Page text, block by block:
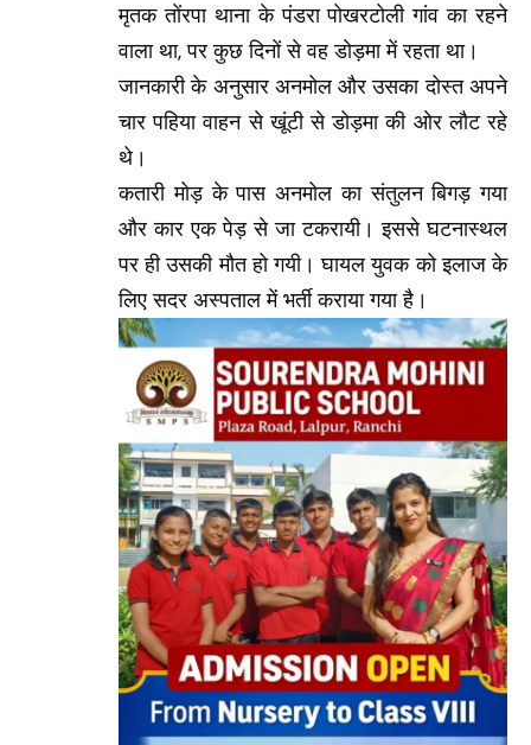
मृतक तोंरपा थाना के पंडरा पोखरटोली गांव का रहने
वाला था, पर कुछ दिनों से वह डोड़मा में रहता था।
जानकारी के अनुसार अनमोल और उसका दोस्त अपने
चार पहिया वाहन से खूंटी से डोड़मा की ओर लौट रहे
थे।
कतारी मोड़ के पास अनमोल का संतुलन बिगड़ गया
और कार एक पेड़ से जा टकरायी। इससे घटनास्थल
पर ही उसकी मौत हो गयी। घायल युवक को इलाज के
लिए सदर अस्पताल में भर्ती कराया गया है।